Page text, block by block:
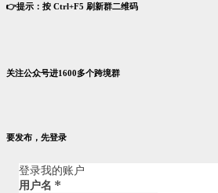
👉提示：按 Ctrl+F5 刷新群二维码
关注公众号进1600多个跨境群
要发布，先登录
登录我的账户
用户名 *